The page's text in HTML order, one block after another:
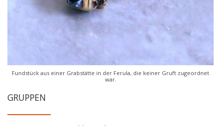
Fundstück aus einer Grabstätte in der Ferula, die keiner Gruft zugeordnet
war.
GRUPPEN